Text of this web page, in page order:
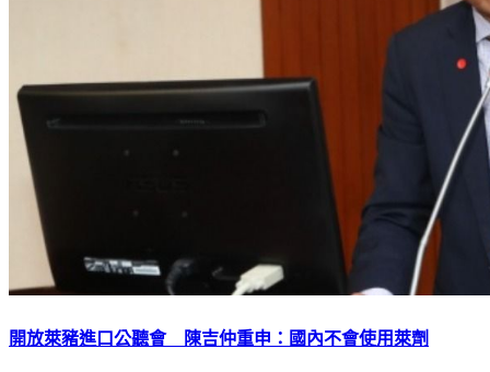
開放萊豬進口公聽會 陳吉仲重申：國內不會使用萊劑